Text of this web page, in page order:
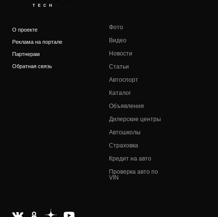
TECH
О проекте
Реклама на портале
Партнерам
Обратная связь
Фото
Видео
Новости
Статьи
Автоспорт
Каталог
Объявления
Дилерские центры
Автошколы
Страховка
Кредит на авто
Проверка авто по
VIN